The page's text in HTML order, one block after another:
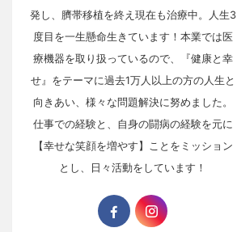
発し、臍帯移植を終え現在も治療中。人生3
度目を一生懸命生きています！本業では医
療機器を取り扱っているので、『健康と幸
せ』をテーマに過去1万人以上の方の人生と
向きあい、様々な問題解決に努めました。
仕事での経験と、自身の闘病の経験を元に
【幸せな笑顔を増やす】ことをミッション
とし、日々活動をしています！